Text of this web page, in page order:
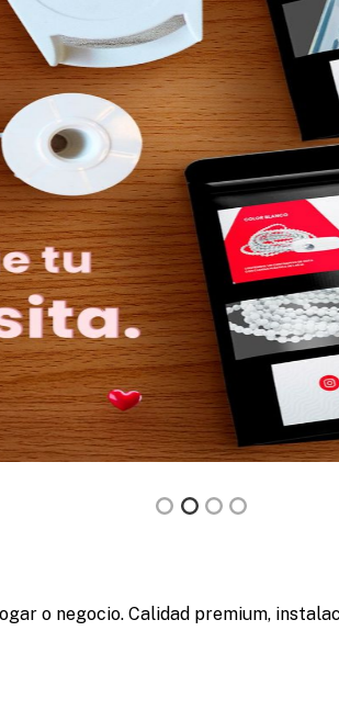
o negocio. Calidad premium,